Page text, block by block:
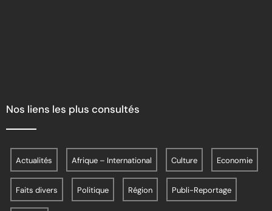
Nos liens les plus consultés
Actualités Afrique – International Culture Economie
Faits divers Politique Région Publi-Reportage